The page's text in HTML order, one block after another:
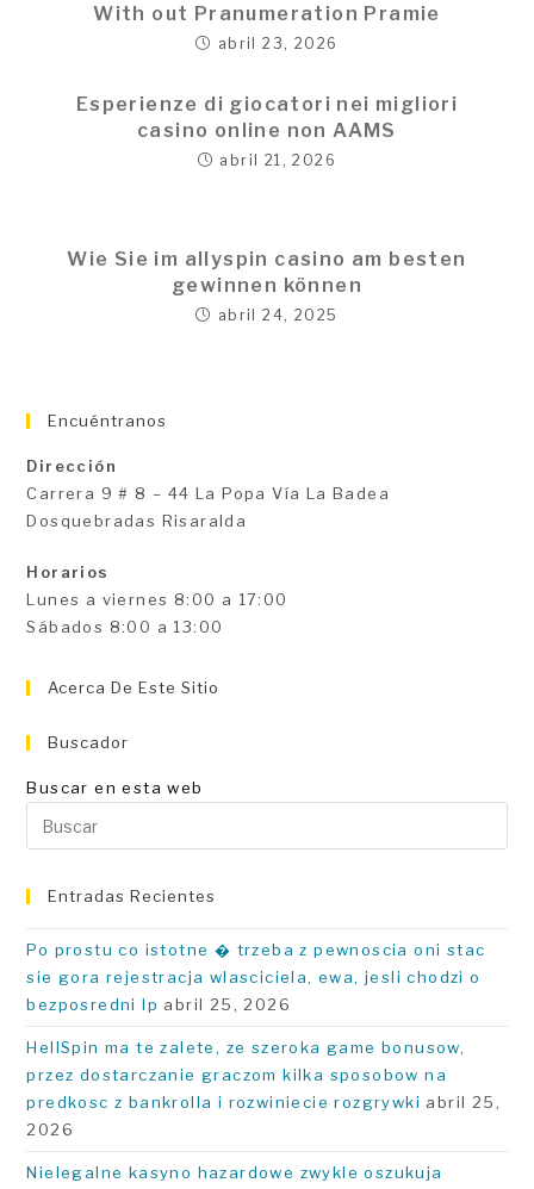
With out Pranumeration Pramie
abril 23, 2026
Esperienze di giocatori nei migliori
casino online non AAMS
abril 21, 2026
Wie Sie im allyspin casino am besten
gewinnen können
abril 24, 2025
Encuéntranos
Dirección
Carrera 9 # 8 – 44 La Popa Vía La Badea
Dosquebradas Risaralda
Horarios
Lunes a viernes 8:00 a 17:00
Sábados 8:00 a 13:00
Acerca De Este Sitio
Buscador
Buscar en esta web
Entradas Recientes
Po prostu co istotne � trzeba z pewnoscia oni stac
sie gora rejestracja wlasciciela, ewa, jesli chodzi o
bezposredni Ip abril 25, 2026
HellSpin ma te zalete, ze szeroka game bonusow,
przez dostarczanie graczom kilka sposobow na
predkosc z bankrolla i rozwiniecie rozgrywki abril 25,
2026
Nielegalne kasyno hazardowe zwykle oszukuja